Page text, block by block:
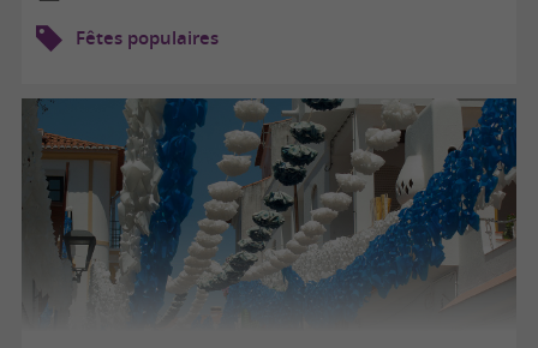
Fêtes populaires